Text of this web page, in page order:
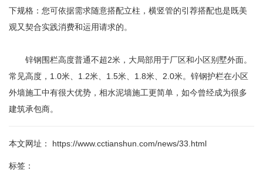
下规格：您可依据需求随意搭配立柱，横竖管的引荐搭配也是既美
观又契合实践消费和运用请求的。
锌钢围栏高度普通不超2米，大局部用于厂区和小区别墅外面。
常见高度，1.0米、1.2米、1.5米、1.8米、2.0米。锌钢护栏在小区
外墙施工中有很大优势，相水泥墙施工更简单，如今曾经成为很多
建筑承包商。
本文网址： https://www.cctianshun.com/news/33.html
标签：